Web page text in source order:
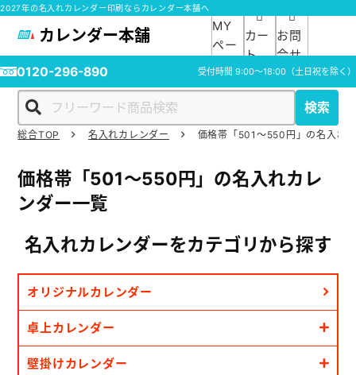
2027年の名入れカレンダー印刷ならカレンダー本舗へ
カレンダー本舗
検索
MY
ペー
ジ
カー
ト
お問
合せ
0120-296-890
受付時間 9:00～18:00 （土日祝を除く）
商品一覧
ご利用ガイド
入稿ガイド
スタッフ紹介
お役立ち情報
総合TOP 名入れカレンダー 価格帯「501～550円」の名入れ
価格帯「501～550円」の名入れカレ
ンダー一覧
名入れカレンダーをカテゴリから探す
オリジナルカレンダー
卓上カレンダー
壁掛けカレンダー